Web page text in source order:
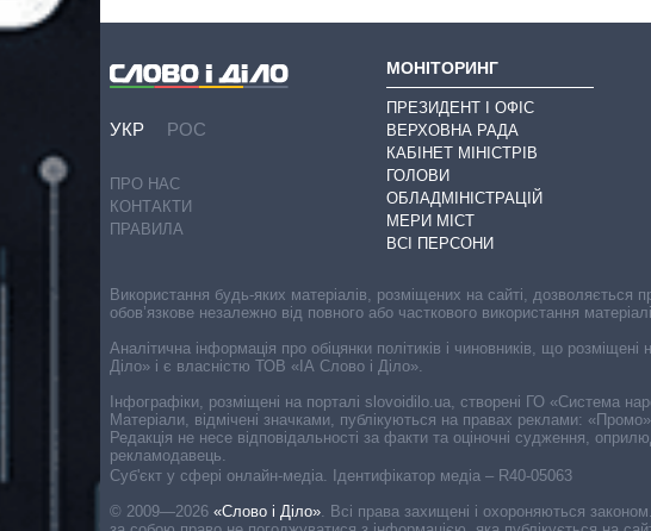
УКР РОС
ПРО НАС
КОНТАКТИ
ПРАВИЛА
МОНІТОРИНГ
ПРЕЗИДЕНТ І ОФІС
ВЕРХОВНА РАДА
КАБІНЕТ МІНІСТРІВ
ГОЛОВИ
ОБЛАДМІНІСТРАЦІЙ
МЕРИ МІСТ
ВСІ ПЕРСОНИ
Cуб'єкт у сфері онлайн-медіа. Ідентифікатор медіа – R40-05063
© 2009—2026 «Слово і Діло». Всі права захищені і охороняються
Використання будь-яких матеріалів, розміщених на сайті,
обов’язкове незалежно від повного або часткового використання
Аналітична інформація про обіцянки політиків і чиновників, що
Діло» і є власністю ТОВ «ІА Слово і Діло».
Інфографіки, розміщені на порталі slovoidilo.ua, створені ГО «Система
Матеріали, відмічені значками, публікуються на правах реклами:
Редакція не несе відповідальності за факти та оціночні судження,
рекламодавець.